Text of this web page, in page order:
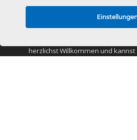
Community Discord
herzlichst Willkommen und